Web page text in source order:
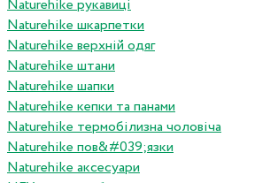
Naturehike рукавиці
Naturehike шкарпетки
Naturehike верхній одяг
Naturehike штани
Naturehike шапки
Naturehike кепки та панами
Naturehike термобілизна чоловіча
Naturehike пов&#039;язки
Naturehike аксесуари